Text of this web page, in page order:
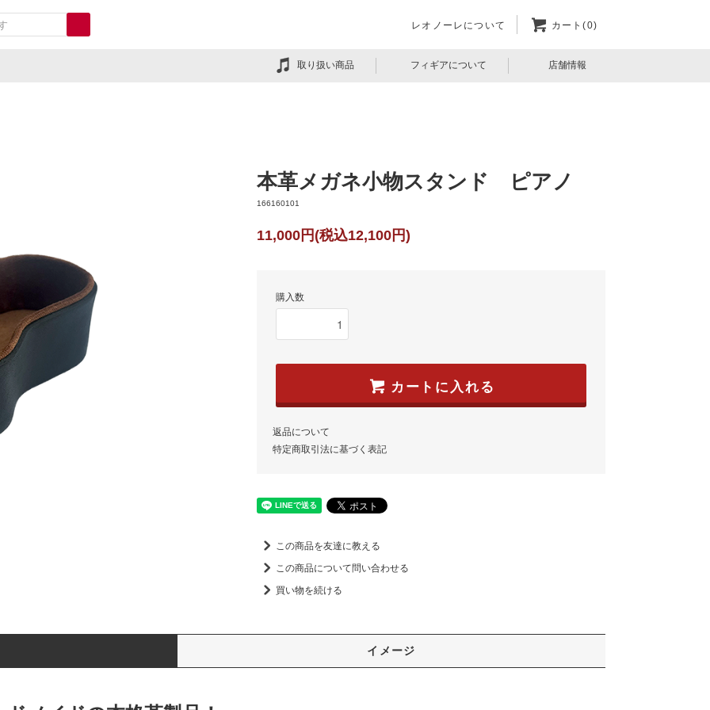
レオノーレについて カート(0)
取り扱い商品 フィギアについて 店舗情報
本革メガネ小物スタンド ピアノ
166160101
11,000円(税込12,100円)
購入数
カートに入れる
返品について
特定商取引法に基づく表記
この商品を友達に教える
この商品について問い合わせる
買い物を続ける
イメージ